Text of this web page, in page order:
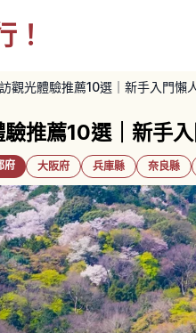
！
觀光體驗推薦10選｜新手入門懶
推薦10選｜新手
府 大阪府 兵庫縣 奈良縣